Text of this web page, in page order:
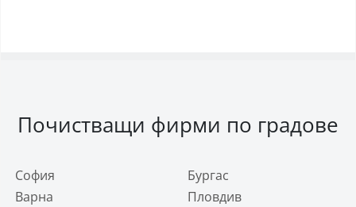
Почистващи фирми по градове
София
Бургас
Варна
Пловдив